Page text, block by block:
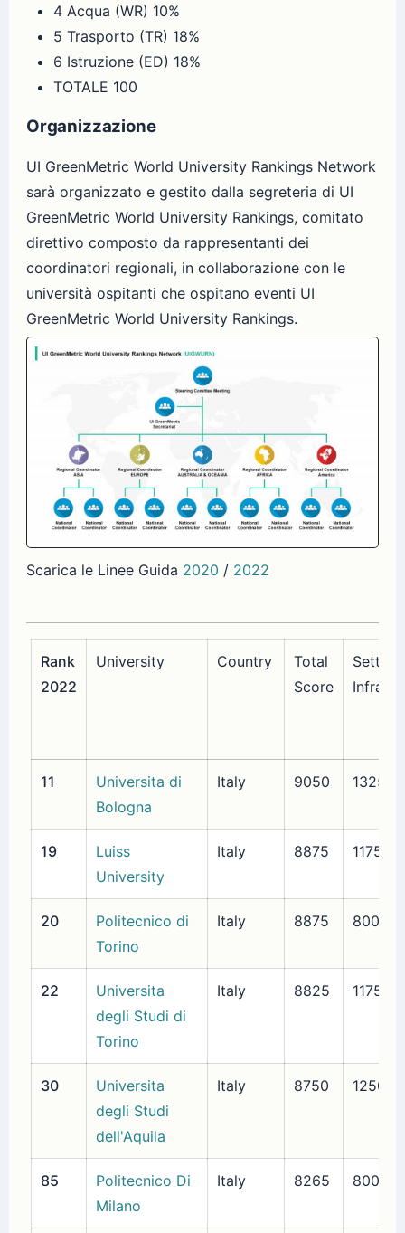
4 Acqua (WR) 10%
5 Trasporto (TR) 18%
6 Istruzione (ED) 18%
TOTALE 100
Organizzazione
UI GreenMetric World University Rankings Network
sarà organizzato e gestito dalla segreteria di UI
GreenMetric World University Rankings, comitato
direttivo composto da rappresentanti dei
coordinatori regionali, in collaborazione con le
università ospitanti che ospitano eventi UI
GreenMetric World University Rankings.
Scarica le Linee Guida 2020 / 2022
Rank
2022
University Country
Total
Score
Setting
11
Universita di
Bologna
Italy 9050 1325
19
Luiss
University
Italy 8875 1175
20
Politecnico di
Torino
Italy 8875 800
22
Universita
degli Studi di
Torino
Italy 8825 1175
30
Universita
degli Studi
dell'Aquila
Italy 8750 1250
85
Politecnico Di
Milano
Italy 8265 800